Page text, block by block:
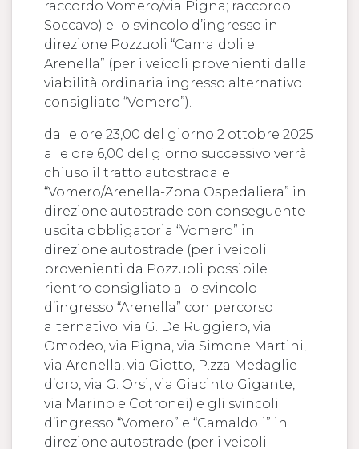
raccordo Vomero/via Pigna; raccordo
Soccavo) e lo svincolo d’ingresso in
direzione Pozzuoli “Camaldoli e
Arenella” (per i veicoli provenienti dalla
viabilità ordinaria ingresso alternativo
consigliato “Vomero”).
dalle ore 23,00 del giorno 2 ottobre 2025
alle ore 6,00 del giorno successivo verrà
chiuso il tratto autostradale
“Vomero/Arenella-Zona Ospedaliera” in
direzione autostrade con conseguente
uscita obbligatoria “Vomero” in
direzione autostrade (per i veicoli
provenienti da Pozzuoli possibile
rientro consigliato allo svincolo
d’ingresso “Arenella” con percorso
alternativo: via G. De Ruggiero, via
Omodeo, via Pigna, via Simone Martini,
via Arenella, via Giotto, P.zza Medaglie
d’oro, via G. Orsi, via Giacinto Gigante,
via Marino e Cotronei) e gli svincoli
d’ingresso “Vomero” e “Camaldoli” in
direzione autostrade (per i veicoli